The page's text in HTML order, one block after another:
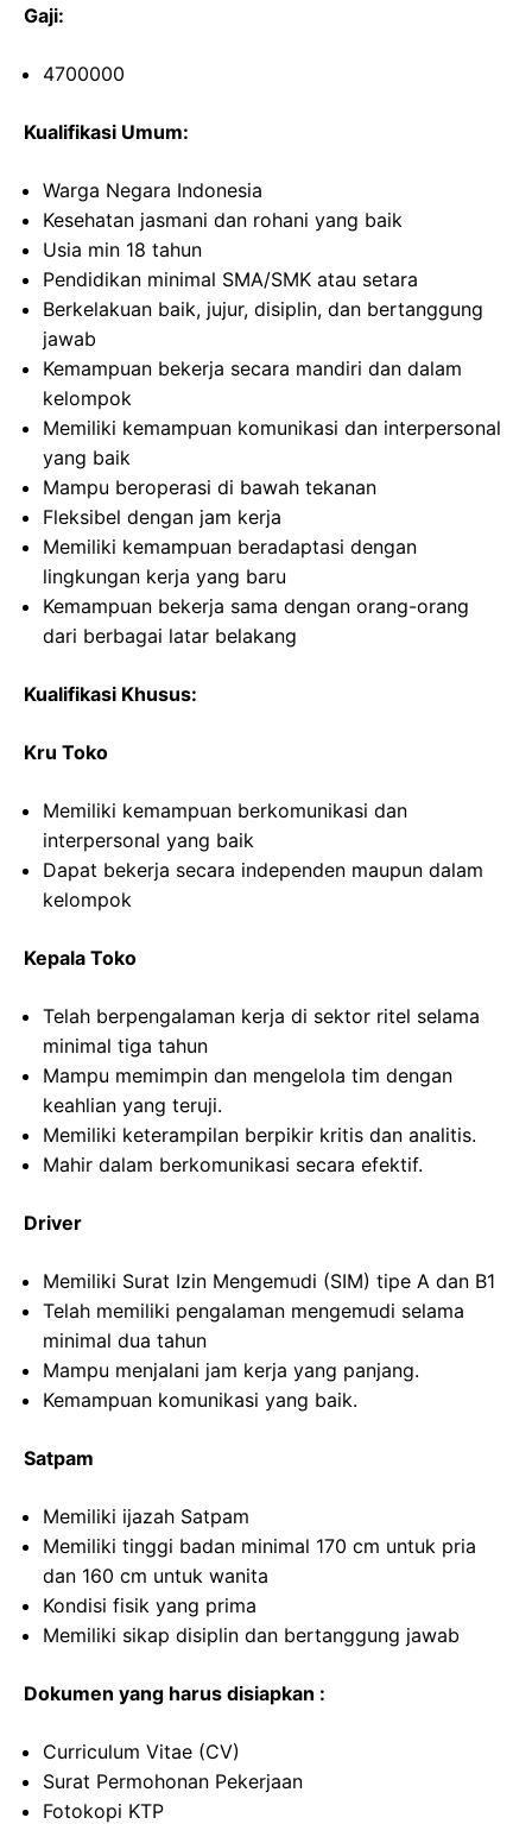
Gaji:
4700000
Kualifikasi Umum:
Warga Negara Indonesia
Kesehatan jasmani dan rohani yang baik
Usia min 18 tahun
Pendidikan minimal SMA/SMK atau setara
Berkelakuan baik, jujur, disiplin, dan bertanggung
jawab
Kemampuan bekerja secara mandiri dan dalam
kelompok
Memiliki kemampuan komunikasi dan interpersonal
yang baik
Mampu beroperasi di bawah tekanan
Fleksibel dengan jam kerja
Memiliki kemampuan beradaptasi dengan
lingkungan kerja yang baru
Kemampuan bekerja sama dengan orang-orang
dari berbagai latar belakang
Kualifikasi Khusus:
Kru Toko
Memiliki kemampuan berkomunikasi dan
interpersonal yang baik
Dapat bekerja secara independen maupun dalam
kelompok
Kepala Toko
Telah berpengalaman kerja di sektor ritel selama
minimal tiga tahun
Mampu memimpin dan mengelola tim dengan
keahlian yang teruji.
Memiliki keterampilan berpikir kritis dan analitis.
Mahir dalam berkomunikasi secara efektif.
Driver
Memiliki Surat Izin Mengemudi (SIM) tipe A dan B1
Telah memiliki pengalaman mengemudi selama
minimal dua tahun
Mampu menjalani jam kerja yang panjang.
Kemampuan komunikasi yang baik.
Satpam
Memiliki ijazah Satpam
Memiliki tinggi badan minimal 170 cm untuk pria
dan 160 cm untuk wanita
Kondisi fisik yang prima
Memiliki sikap disiplin dan bertanggung jawab
Dokumen yang harus disiapkan :
Curriculum Vitae (CV)
Surat Permohonan Pekerjaan
Fotokopi KTP